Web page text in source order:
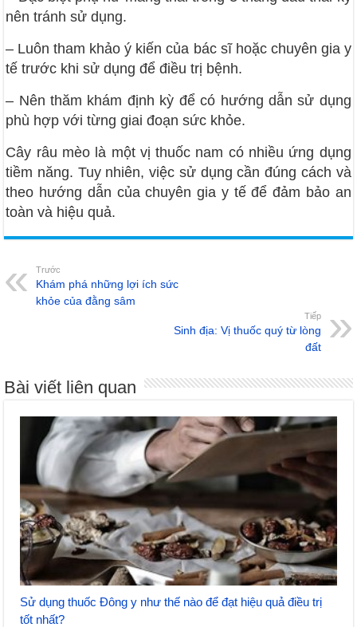
nên tránh sử dụng.
– Luôn tham khảo ý kiến của bác sĩ hoặc chuyên gia y
tế trước khi sử dụng để điều trị bệnh.
– Nên thăm khám định kỳ để có hướng dẫn sử dụng
phù hợp với từng giai đoạn sức khỏe.
Cây râu mèo là một vị thuốc nam có nhiều ứng dụng
tiềm năng. Tuy nhiên, việc sử dụng cần đúng cách và
theo hướng dẫn của chuyên gia y tế để đảm bảo an
toàn và hiệu quả.
Trước
Khám phá những lợi ích sức
khỏe của đằng sâm
Tiếp
Sinh địa: Vị thuốc quý từ lòng
đất
Bài viết liên quan
Sử dụng thuốc Đông y như thế nào để đạt hiệu quả điều trị
tốt nhất?